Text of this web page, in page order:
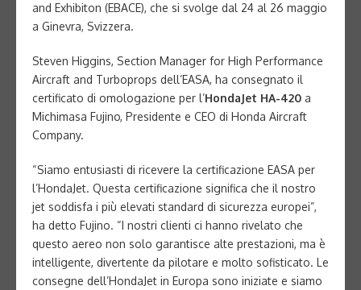
and Exhibiton (EBACE), che si svolge dal 24 al 26 maggio
a Ginevra, Svizzera.
Steven Higgins, Section Manager for High Performance
Aircraft and Turboprops dell’EASA, ha consegnato il
certificato di omologazione per l’HondaJet HA-420 a
Michimasa Fujino, Presidente e CEO di Honda Aircraft
Company.
“Siamo entusiasti di ricevere la certificazione EASA per
l’HondaJet. Questa certificazione significa che il nostro
jet soddisfa i più elevati standard di sicurezza europei”,
ha detto Fujino. “I nostri clienti ci hanno rivelato che
questo aereo non solo garantisce alte prestazioni, ma è
intelligente, divertente da pilotare e molto sofisticato. Le
consegne dell’HondaJet in Europa sono iniziate e siamo